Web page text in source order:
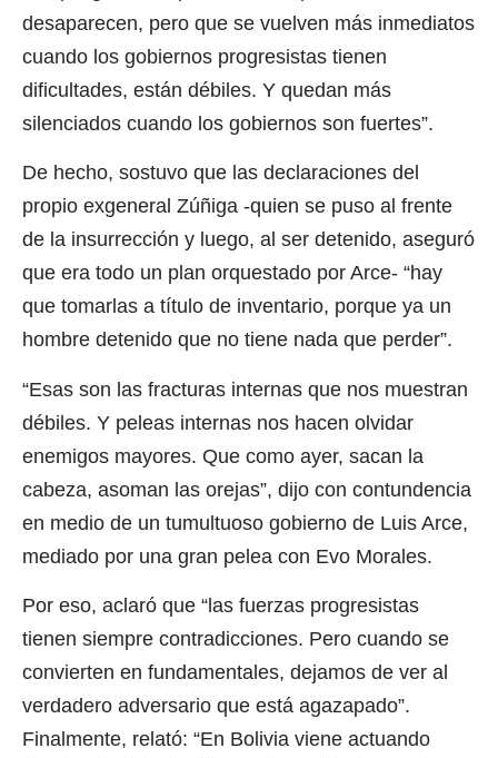
desaparecen, pero que se vuelven más inmediatos
cuando los gobiernos progresistas tienen
dificultades, están débiles. Y quedan más
silenciados cuando los gobiernos son fuertes”.
De hecho, sostuvo que las declaraciones del
propio exgeneral Zúñiga -quien se puso al frente
de la insurrección y luego, al ser detenido, aseguró
que era todo un plan orquestado por Arce- “hay
que tomarlas a título de inventario, porque ya un
hombre detenido que no tiene nada que perder”.
“Esas son las fracturas internas que nos muestran
débiles. Y peleas internas nos hacen olvidar
enemigos mayores. Que como ayer, sacan la
cabeza, asoman las orejas”, dijo con contundencia
en medio de un tumultuoso gobierno de Luis Arce,
mediado por una gran pelea con Evo Morales.
Por eso, aclaró que “las fuerzas progresistas
tienen siempre contradicciones. Pero cuando se
convierten en fundamentales, dejamos de ver al
verdadero adversario que está agazapado”.
Finalmente, relató: “En Bolivia viene actuando